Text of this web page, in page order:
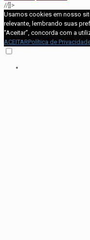
//]]>
Usamos cookies em nosso
relevante, lembrando suas
“Aceitar”, concorda com a
ACEITARPolítica de